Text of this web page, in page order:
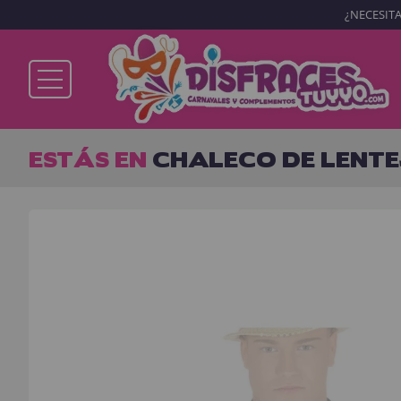
Ya soy cliente
ESTÁS EN CHALECO DE